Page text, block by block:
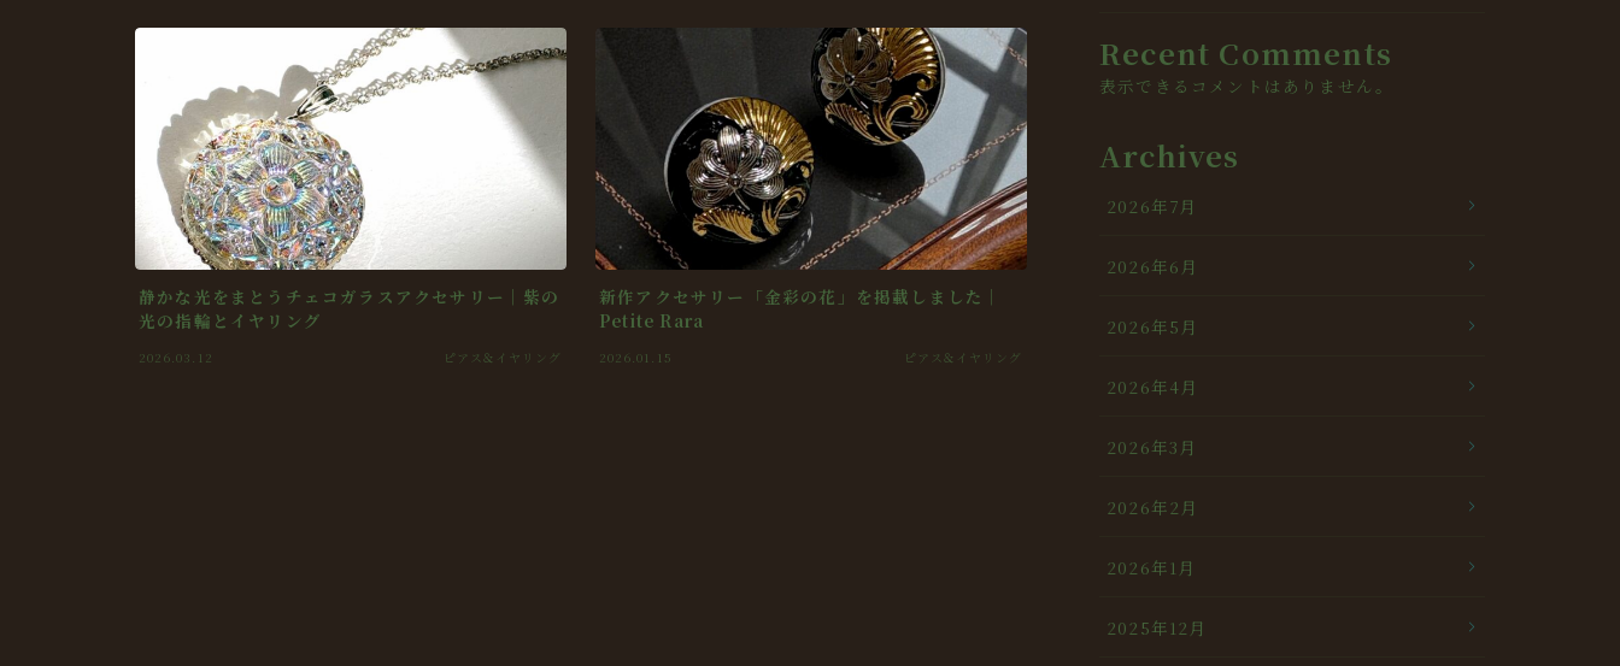
静かな光をまとうチェコガラスアクセサリー｜紫の
光の指輪とイヤリング
2026.03.12 ピアス＆イヤリング
新作アクセサリー「金彩の花」を掲載しました｜
Petite Rara
2026.01.15 ピアス＆イヤリング
Recent Comments
表示できるコメントはありません。
Archives
2026年7月
2026年6月
2026年5月
2026年4月
2026年3月
2026年2月
2026年1月
2025年12月